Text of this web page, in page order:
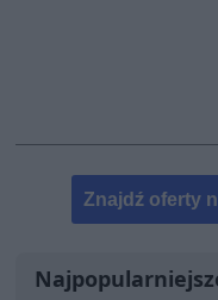
Znajdź oferty